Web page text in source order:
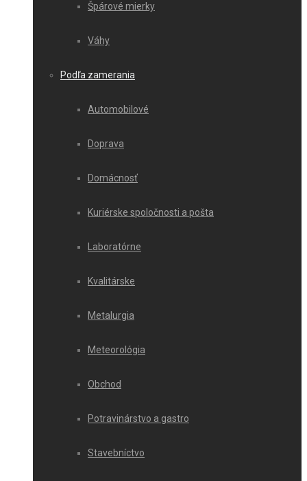
Špárové mierky
Váhy
Podľa zamerania
Automobilové
Doprava
Domácnosť
Kuriérske spoločnosti a pošta
Laboratórne
Kvalitárske
Metalurgia
Meteorológia
Obchod
Potravinárstvo a gastro
Stavebníctvo